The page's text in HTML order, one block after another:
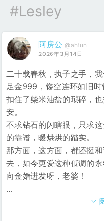
#Lesley
阿房公 @ahfun
2026年3月14日
二十载春秋，执子之手，我
足金999，镂空连环如旧时
扣住了柴米油盐的琐碎，
安。
不求钻石的闪瞎眼，只求
的靠谱，暖烘烘的踏实。
那方面，这方面，都还挺
去，如今更爱这种低调的永
向金婚进发呀，老婆！
…